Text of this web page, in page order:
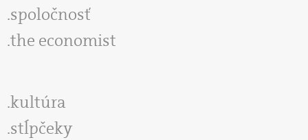
spoločnosť
the economist
kultúra
stĺpčeky